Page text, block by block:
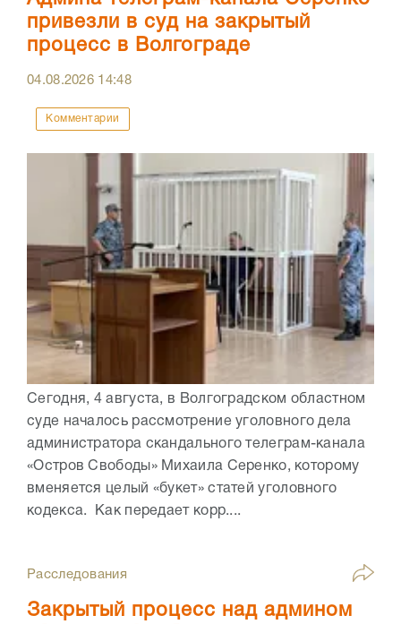
привезли в суд на закрытый
процесс в Волгограде
04.08.2026 14:48
Комментарии
Сегодня, 4 августа, в Волгоградском областном
суде началось рассмотрение уголовного дела
администратора скандального телеграм-канала
«Остров Свободы» Михаила Серенко, которому
вменяется целый «букет» статей уголовного
кодекса. Как передает корр....
Расследования
Закрытый процесс над админом